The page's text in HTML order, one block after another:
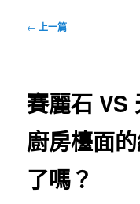
文
← 上一篇
賽麗石 VS
廚房檯面
了嗎？